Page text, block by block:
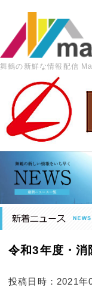
舞鶴の新鮮な情報配信
HOME > 最新の記事
辞令交付式
令和3年度・消
投稿日時：2021年